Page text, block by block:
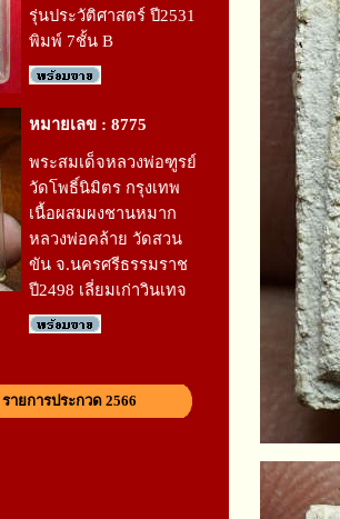
รุ่นประวัติศาสตร์ ปี2531
พิมพ์ 7ชั้น B
หมายเลข : 8775
พระสมเด็จหลวงพ่อฑูรย์
วัดโพธิ์นิมิตร กรุงเทพ
เนื้อผสมผงชานหมาก
หลวงพ่อคล้าย วัดสวน
ขัน จ.นครศรีธรรมราช
ปี2498 เลี่ยมเก่าวินเทจ
ายการประกวด 2566